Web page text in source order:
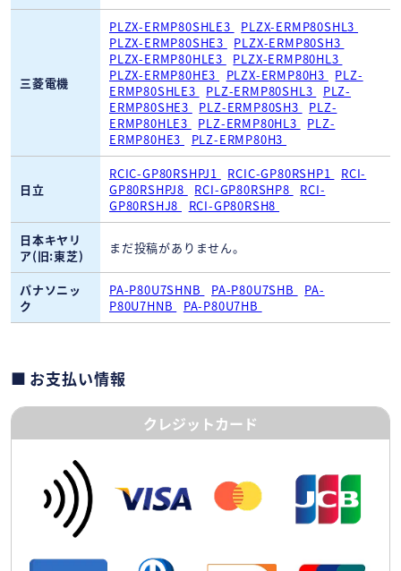
三菱電機
PLZX-ERMP80SHLE3
PLZX-ERMP80SHL3
PLZX-ERMP80SHE3
PLZX-ERMP80SH3
PLZX-ERMP80HLE3
PLZX-ERMP80HL3
PLZX-ERMP80HE3
PLZX-ERMP80H3
PLZ-
ERMP80SHLE3
PLZ-ERMP80SHL3
PLZ-
ERMP80SHE3
PLZ-ERMP80SH3
PLZ-
ERMP80HLE3
PLZ-ERMP80HL3
PLZ-
ERMP80HE3
PLZ-ERMP80H3
日立
RCIC-GP80RSHPJ1 RCIC-GP80RSHP1
RCI-
GP80RSHPJ8
RCI-GP80RSHP8
RCI-
GP80RSHJ8
RCI-GP80RSH8
日本キヤリ
ア(旧:東芝)
まだ投稿がありません。
パナソニッ
ク
PA-P80U7SHNB PA-P80U7SHB
PA-
P80U7HNB
PA-P80U7HB
お支払い情報
クレジットカード